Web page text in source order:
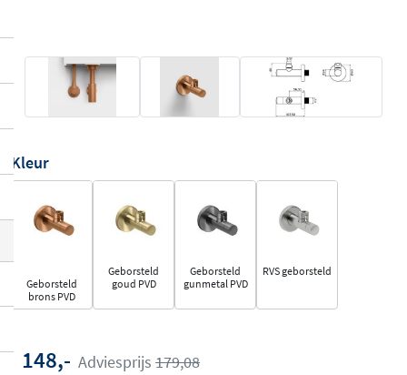
Kleur
Geborsteld
brons PVD
Geborsteld
goud PVD
Geborsteld
gunmetal PVD
RVS geborsteld
148,- Adviesprijs 179,08